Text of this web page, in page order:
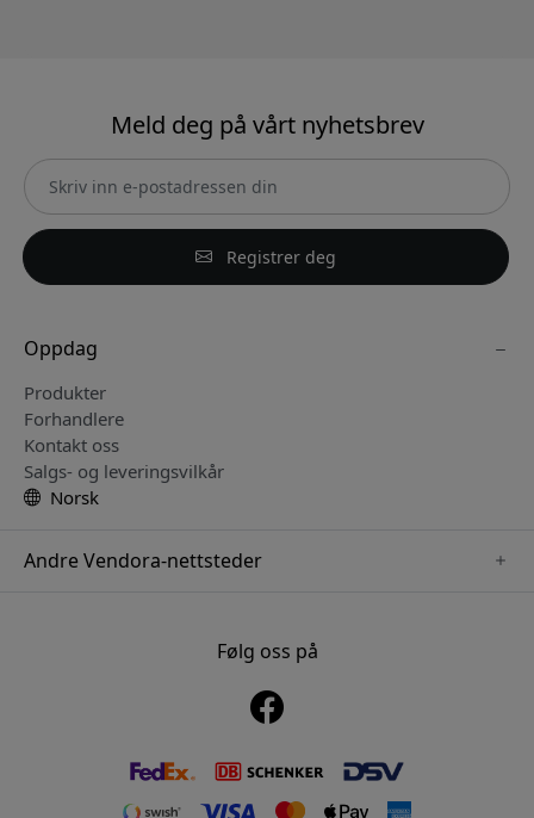
Meld deg på vårt nyhetsbrev
Registrer deg
Oppdag
Produkter
Forhandlere
Kontakt oss
Salgs- og leveringsvilkår
Norsk
Andre Vendora-nettsteder
www.herqs.se
Følg oss på